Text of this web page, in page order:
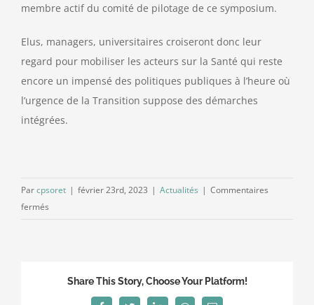
membre actif du comité de pilotage de ce symposium.
Elus, managers, universitaires croiseront donc leur
regard pour mobiliser les acteurs sur la Santé qui reste
encore un impensé des politiques publiques à l’heure où
l’urgence de la Transition suppose des démarches
intégrées.
Parcpsoret | février 23rd, 2023 | Actualités | Commentaires
fermés
Share This Story, Choose Your Platform!